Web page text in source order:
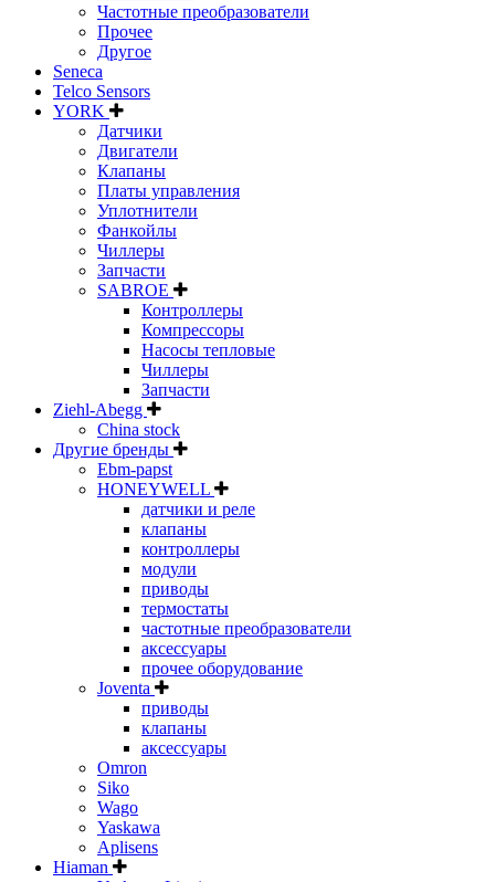
Частотные преобразователи
Прочее
Другое
Seneca
Telco Sensors
YORK
Датчики
Двигатели
Клапаны
Платы управления
Уплотнители
Фанкойлы
Чиллеры
Запчасти
SABROE
Контроллеры
Компрессоры
Насосы тепловые
Чиллеры
Запчасти
Ziehl-Abegg
China stock
Другие бренды
Ebm-papst
HONEYWELL
датчики и реле
клапаны
контроллеры
модули
приводы
термостаты
частотные преобразователи
аксессуары
прочее оборудование
Joventa
приводы
клапаны
аксессуары
Omron
Siko
Wago
Yaskawa
Aplisens
Hiaman